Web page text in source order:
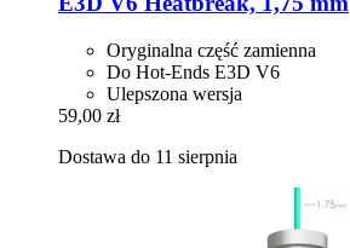
Oryginalna część zamienna
Do Hot-Ends E3D V6
Ulepszona wersja
59,00 zł
Dostawa do 11 sierpnia